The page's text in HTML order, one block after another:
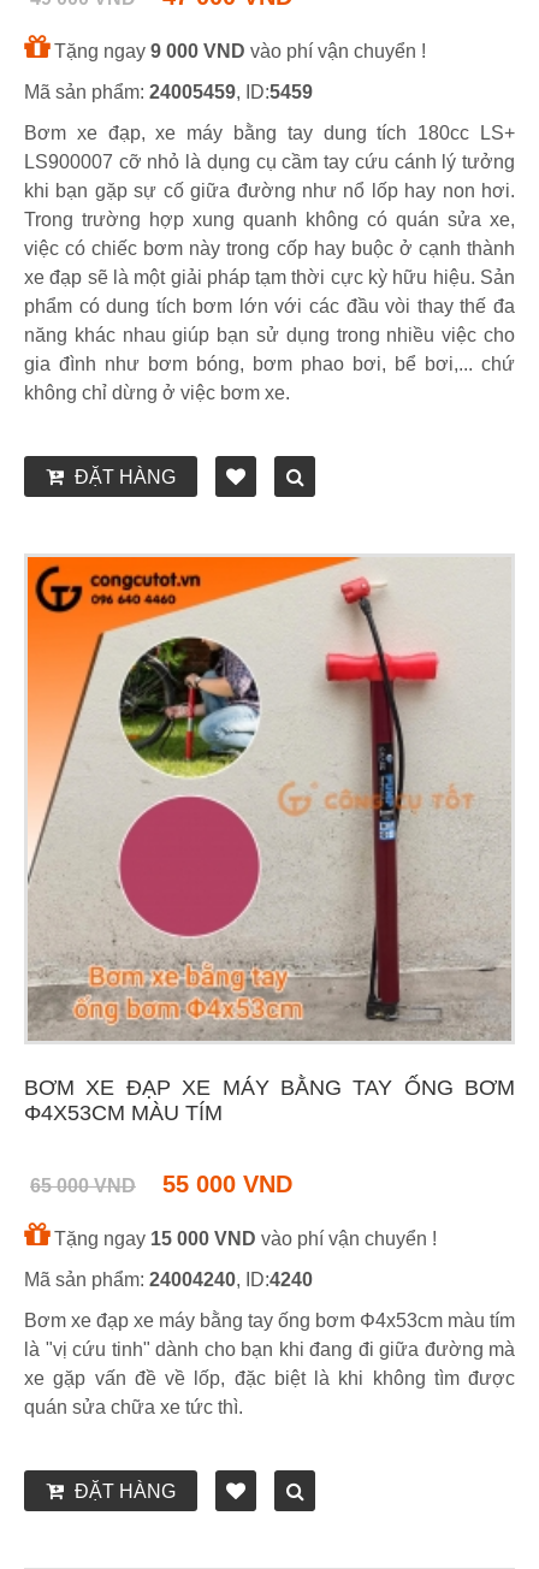
Tặng ngay 9 000 VND vào phí vận chuyển !
Mã sản phẩm: 24005459, ID:5459
Bơm xe đạp, xe máy bằng tay dung tích 180cc LS+
LS900007 cỡ nhỏ là dụng cụ cầm tay cứu cánh lý tưởng
khi bạn gặp sự cố giữa đường như nổ lốp hay non hơi.
Trong trường hợp xung quanh không có quán sửa xe,
việc có chiếc bơm này trong cốp hay buộc ở cạnh thành
xe đạp sẽ là một giải pháp tạm thời cực kỳ hữu hiệu. Sản
phẩm có dung tích bơm lớn với các đầu vòi thay thế đa
năng khác nhau giúp bạn sử dụng trong nhiều việc cho
gia đình như bơm bóng, bơm phao bơi, bể bơi,... chứ
không chỉ dừng ở việc bơm xe.
ĐẶT HÀNG
BƠM XE ĐẠP XE MÁY BẰNG TAY ỐNG BƠM
Φ4X53CM MÀU TÍM
65 000 VND 55 000 VND
Tặng ngay 15 000 VND vào phí vận chuyển !
Mã sản phẩm: 24004240, ID:4240
Bơm xe đạp xe máy bằng tay ống bơm Φ4x53cm màu tím
là "vị cứu tinh" dành cho bạn khi đang đi giữa đường mà
xe gặp vấn đề về lốp, đặc biệt là khi không tìm được
quán sửa chữa xe tức thì.
ĐẶT HÀNG